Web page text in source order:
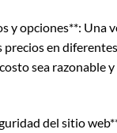
y opciones**: Una
precios en
sea razonable
del sitio